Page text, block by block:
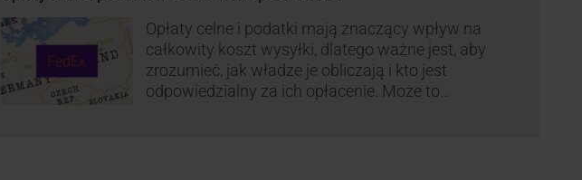
świadczonych usług. Dodatkowo przewoźnik UPS
wprowadzi nowe opłaty opisane …
Opłaty celne i podatki mają znaczący wpływ na
całkowity koszt wysyłki, dlatego ważne jest, aby
zrozumieć, jak władze je obliczają i kto jest
odpowiedzialny za ich opłacenie. Może to